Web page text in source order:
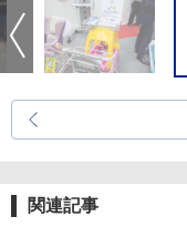
関連記事